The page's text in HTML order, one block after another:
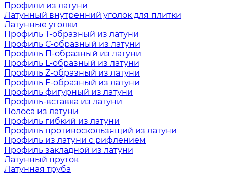
Профили из латуни
Латунный внутренний уголок для плитки
Латунные уголки
Профиль Т-образный из латуни
Профиль С-образный из латуни
Профиль П-образный из латуни
Профиль L-образный из латуни
Профиль Z-образный из латуни
Профиль F-образный из латуни
Профиль фигурный из латуни
Профиль-вставка из латуни
Полоса из латуни
Профиль гибкий из латуни
Профиль противоскользящий из латуни
Профиль из латуни с рифлением
Профиль закладной из латуни
Латунный пруток
Латунная труба